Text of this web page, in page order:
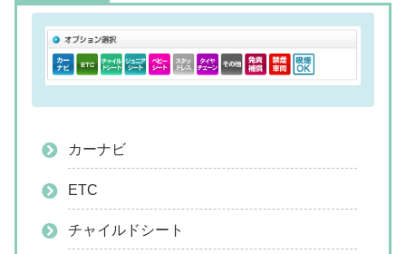
カーナビ
ETC
チャイルドシート